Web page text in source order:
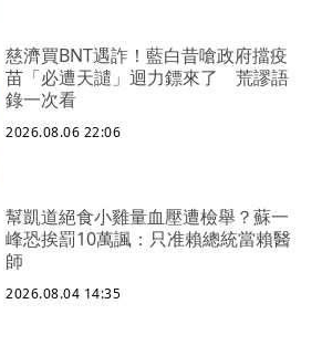
慈濟買BNT遇詐！藍白昔嗆政府擋疫
苗「必遭天譴」迴力鏢來了 荒謬語
錄一次看
2026.08.06 22:06
幫凱道絕食小雞量血壓遭檢舉？蘇一
峰恐挨罰10萬諷：只准賴總統當賴醫
師
2026.08.04 14:35